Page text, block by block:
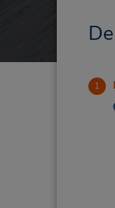
1